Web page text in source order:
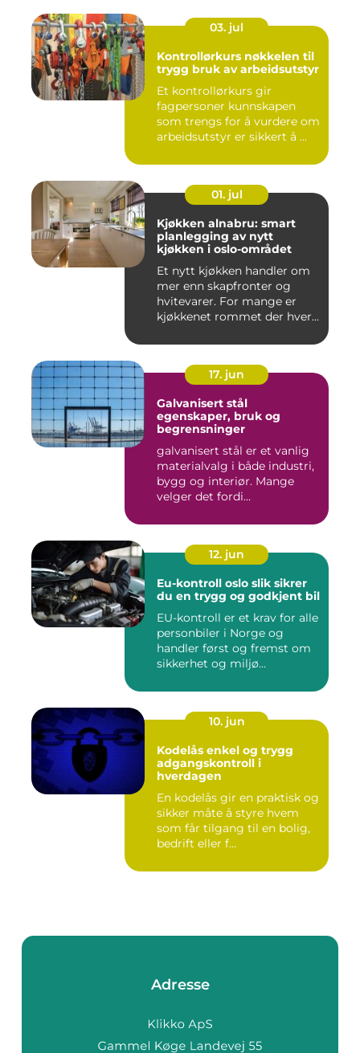
03. jul
Kontrollørkurs nøkkelen til
trygg bruk av arbeidsutstyr
Et kontrollørkurs gir
fagpersoner kunnskapen
som trengs for å vurdere om
arbeidsutstyr er sikkert å ...
01. jul
Kjøkken alnabru: smart
planlegging av nytt
kjøkken i oslo-området
Et nytt kjøkken handler om
mer enn skapfronter og
hvitevarer. For mange er
kjøkkenet rommet der hver...
17. jun
Galvanisert stål
egenskaper, bruk og
begrensninger
galvanisert stål er et vanlig
materialvalg i både industri,
bygg og interiør. Mange
velger det fordi...
12. jun
Eu-kontroll oslo slik sikrer
du en trygg og godkjent bil
EU-kontroll er et krav for alle
personbiler i Norge og
handler først og fremst om
sikkerhet og miljø...
10. jun
Kodelås enkel og trygg
adgangskontroll i
hverdagen
En kodelås gir en praktisk og
sikker måte å styre hvem
som får tilgang til en bolig,
bedrift eller f...
Adresse